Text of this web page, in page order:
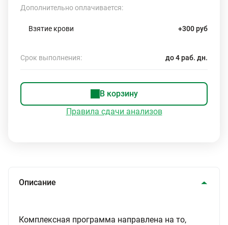
Дополнительно оплачивается:
Взятие крови +300 руб
Срок выполнения: до 4 раб. дн.
В корзину
Правила сдачи анализов
Описание
Комплексная программа направлена на то,